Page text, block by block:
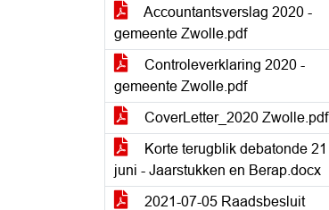
Accountantsverslag 2020 -
gemeente Zwolle.pdf
Controleverklaring 2020 -
gemeente Zwolle.pdf
CoverLetter_2020 Zwolle.pdf
Korte terugblik debatonde 21
juni - Jaarstukken en Berap.docx
2021-07-05 Raadsbesluit